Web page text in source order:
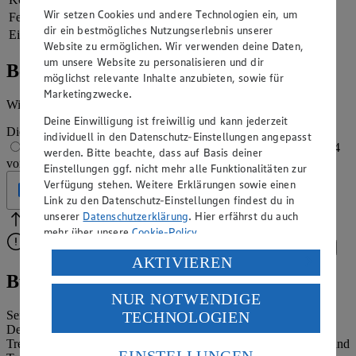
Fett
7 g
Eiweiß
7 g
Bewertung
Wie hat es dir geschmeckt?
Die Bewertung wird automatisch gespeichert
1 von 5 Sternen
2 von 5 Sternen 3 von 5 Sternen
4
von 5 Sternen
5 von 5 Sternen
Geprüft
Bitte Pfeile benutzen
Vielen Dank für deine Bewertung.
Bitte wähle eine Bewertung aus, um fortzufahren. Bewerten
Bubble Tea trifft Erdbeer-Shake
Seit ein paar Monaten feiert der Bubble Tea aus Taiwan in
Deutschland sein Revival! Dabei handelt es sich um ein
Trendgetränk, das mit Schwarz- oder Grüntee, Fruchtsaft, Milch und
Wir setzen Cookies und andere Technologien ein, um
dir ein bestmögliches Nutzungserlebnis unserer
Website zu ermöglichen. Wir verwenden deine Daten,
um unsere Website zu personalisieren und dir
möglichst relevante Inhalte anzubieten, sowie für
Marketingzwecke.
Deine Einwilligung ist freiwillig und kann jederzeit
individuell in den Datenschutz-Einstellungen angepasst
werden. Bitte beachte, dass auf Basis deiner
Einstellungen ggf. nicht mehr alle Funktionalitäten zur
Verfügung stehen. Weitere Erklärungen sowie einen
Link zu den Datenschutz-Einstellungen findest du in
unserer Datenschutzerklärung. Hier erfährst du auch
mehr über unsereCookie-Policy.
Verarbeitung deiner personenbezogenen Daten in den
USA durch Facebook und YouTube:
Wenn du auf „Aktivieren“ klickst, willigst du im Sinne
des Art. 49 Abs. 1 Satz 1 lit. a) DSGVO ein, dass deine
Daten in den USA verarbeitet werden. Der EuGH sieht
die USA als Land mit einem nach europäischen
AKTIVIEREN
NUR NOTWENDIGE
TECHNOLOGIEN